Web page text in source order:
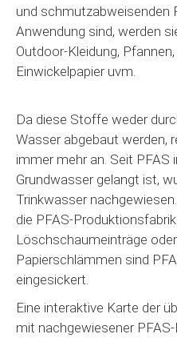
und schmutzabweisenden
Anwendung sind, werden
Outdoor-Kleidung,
Einwickelpapier uvm.
Da diese Stoffe weder
Wasser abgebaut werden,
immer mehr an. Seit PFAS
Grundwasser gelangt ist,
Trinkwasser
die PFAS-
Löschschaumeinträge
Papierschlämmen sind
eingesickert.
Eine interaktive Karte der
mit nachgewiesener